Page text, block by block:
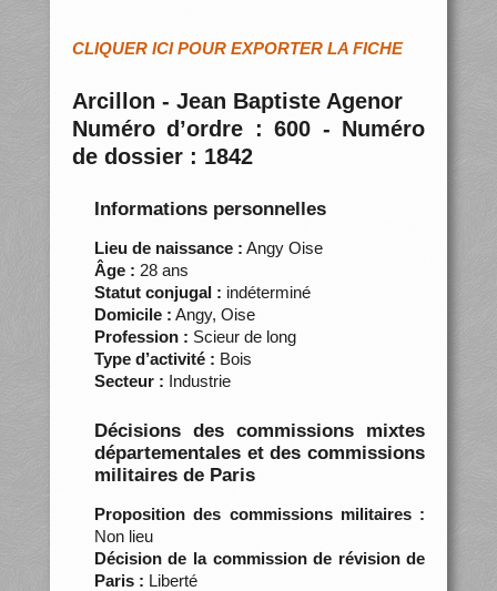
CLIQUER ICI POUR EXPORTER LA FICHE
Arcillon - Jean Baptiste Agenor
Numéro d’ordre : 600 - Numéro
de dossier : 1842
Informations personnelles
Lieu de naissance : Angy Oise
Âge : 28 ans
Statut conjugal : indéterminé
Domicile : Angy, Oise
Profession : Scieur de long
Type d’activité : Bois
Secteur : Industrie
Décisions des commissions mixtes
départementales et des commissions
militaires de Paris
Proposition des commissions militaires :
Non lieu
Décision de la commission de révision de
Paris : Liberté